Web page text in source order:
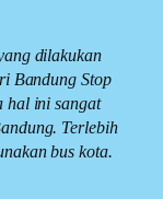
dilakukan
Bandung Stop
hal ini sangat
Terlebih
bus kota.